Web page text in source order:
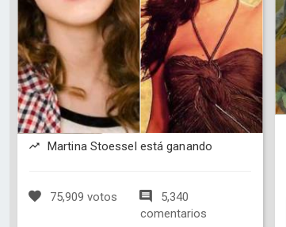
Martina Stoessel está ganando
75,909 votos
5,340
comentarios